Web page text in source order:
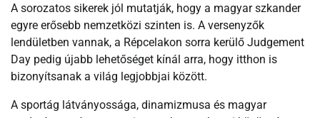
A sorozatos sikerek jól mutatják, hogy a magyar szkander
egyre erősebb nemzetközi szinten is. A versenyzők
lendületben vannak, a Répcelakon sorra kerülő Judgement
Day pedig újabb lehetőséget kínál arra, hogy itthon is
bizonyítsanak a világ legjobbjai között.
A sportág látványossága, dinamizmusa és magyar